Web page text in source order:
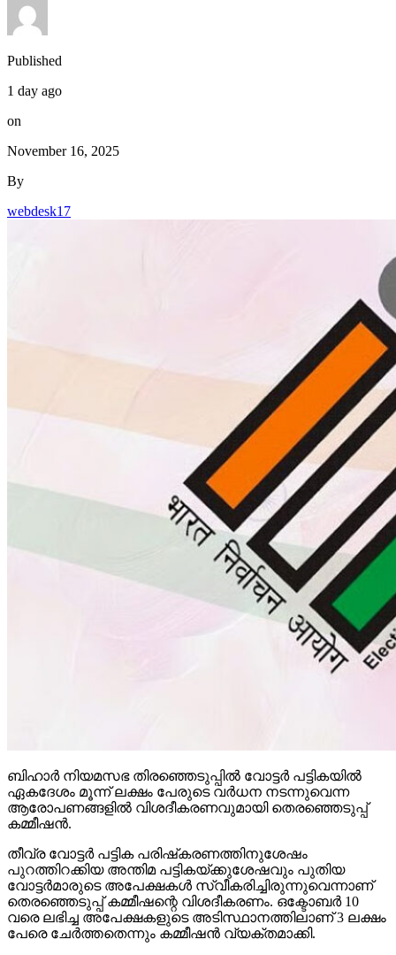
Published
1 day ago
on
November 16, 2025
By
webdesk17
ബിഹാര്‍ നിയമസഭ തിരഞ്ഞെടുപ്പില്‍ വോട്ടര്‍ പട്ടികയില്‍
ഏകദേശം മൂന്ന് ലക്ഷം പേരുടെ വര്‍ധന നടന്നുവെന്ന
ആരോപണങ്ങളില്‍ വിശദീകരണവുമായി തെരഞ്ഞെടുപ്പ്
കമ്മീഷന്‍.
തീവ്ര വോട്ടര്‍ പട്ടിക പരിഷ്‌കരണത്തിനുശേഷം
പുറത്തിറക്കിയ അന്തിമ പട്ടികയ്ക്കുശേഷവും പുതിയ
വോട്ടര്‍മാരുടെ അപേക്ഷകള്‍ സ്വീകരിച്ചിരുന്നുവെന്നാണ്
തെരഞ്ഞെടുപ്പ് കമ്മീഷന്റെ വിശദീകരണം. ഒക്ടോബര്‍ 10
വരെ ലഭിച്ച അപേക്ഷകളുടെ അടിസ്ഥാനത്തിലാണ് 3 ലക്ഷം
പേരെ ചേര്‍ത്തതെന്നും കമ്മീഷന്‍ വ്യക്തമാക്കി.